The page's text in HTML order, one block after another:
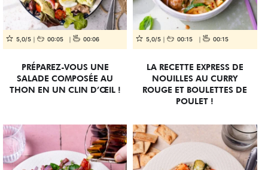
5,0/5 00:05 00:06
PRÉPAREZ-VOUS UNE
SALADE COMPOSÉE AU
THON EN UN CLIN D’ŒIL !
5,0/5 00:15 00:15
LA RECETTE EXPRESS DE
NOUILLES AU CURRY
ROUGE ET BOULETTES DE
POULET !